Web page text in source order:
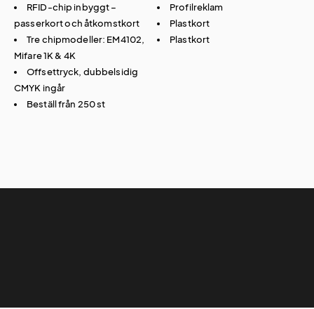
RFID-chip inbyggt –
passerkort och åtkomstkort
Tre chipmodeller: EM4102,
Mifare 1K & 4K
Offsettryck, dubbelsidig
CMYK ingår
Beställ från 250 st
Profilreklam
Plastkort
Plastkort